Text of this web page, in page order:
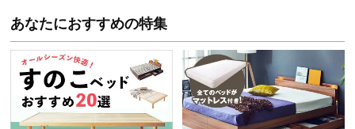
あなたにおすすめの特集